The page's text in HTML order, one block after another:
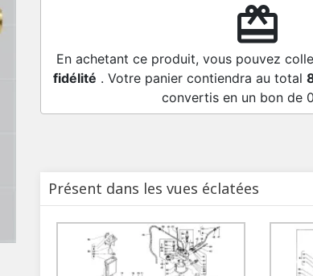
redeem
En achetant ce produit, vous pouvez
fidélité . Votre panier contiendra au total
convertis en un bon de
Présent dans les vues éclatées